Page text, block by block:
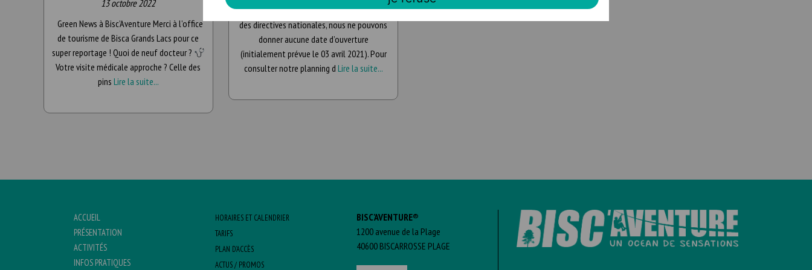
13 octobre 2022
Green News à Bisc’Aventure Merci à l’office
de tourisme de Bisca Grands Lacs pour ce
super reportage ! Quoi de neuf docteur ?
Votre visite médicale approche ? Celle des
pins Lire la suite...
Ouverture 2021 repoussée Dans l’attente
des directives nationales, nous ne pouvons
donner aucune date d’ouverture
(initialement prévue le 03 avril 2021). Pour
consulter notre planning d Lire la suite...
ACCUEIL
PRÉSENTATION
ACTIVITÉS
INFOS PRATIQUES
HORAIRES ET CALENDRIER
TARIFS
PLAN D’ACCÈS
ACTUS / PROMOS
BISC'AVENTURE®
1200 avenue de la Plage
40600 BISCARROSSE PLAGE